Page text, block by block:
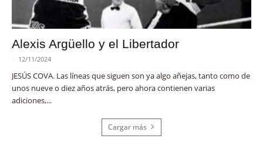
Alexis Argüello y el Libertador
- 12/11/2024
JESÚS COVA. Las líneas que siguen son ya algo añejas, tanto como de
unos nueve o diez años atrás, pero ahora contienen varias
adiciones,...
Cargar más